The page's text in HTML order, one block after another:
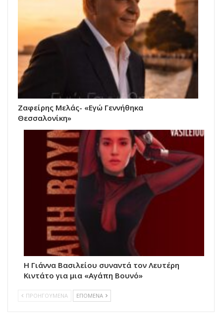
Ζαφείρης Μελάς- «Εγώ Γεννήθηκα
Θεσσαλονίκη»
Η Γιάννα Βασιλείου συναντά τον Λευτέρη
Κιντάτο για μια «Αγάπη Βουνό»
ΠΡΟΗΓΟΥΜΕΝΑ ΕΠΟΜΕΝΑ